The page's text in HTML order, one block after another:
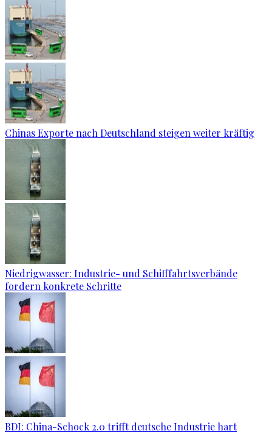
Chinas Exporte nach Deutschland steigen weiter kräftig
Niedrigwasser: Industrie- und Schifffahrtsverbände
fordern konkrete Schritte
BDI: China-Schock 2.0 trifft deutsche Industrie hart